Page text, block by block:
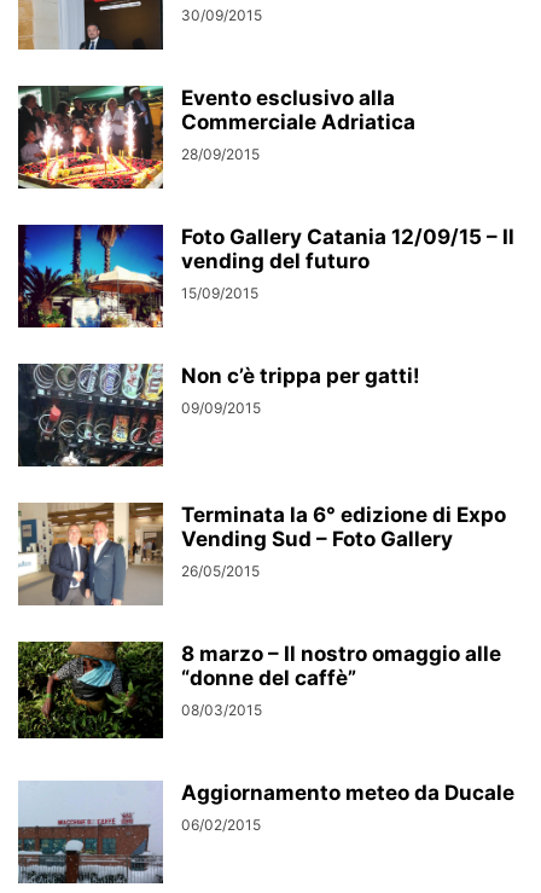
30/09/2015
Evento esclusivo alla
Commerciale Adriatica
28/09/2015
Foto Gallery Catania 12/09/15 – Il
vending del futuro
15/09/2015
Non c’è trippa per gatti!
09/09/2015
Terminata la 6° edizione di Expo
Vending Sud – Foto Gallery
26/05/2015
8 marzo – Il nostro omaggio alle
“donne del caffè”
08/03/2015
Aggiornamento meteo da Ducale
06/02/2015